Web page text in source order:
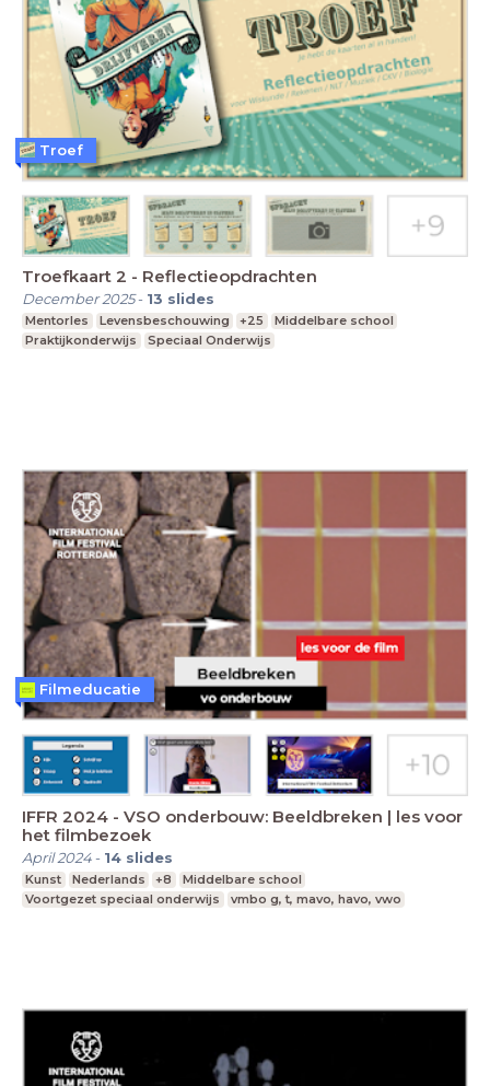
Troefkaart 2 - Reflectieopdrachten
December 2025- 13 slides
Mentorles Levensbeschouwing +25
Middelbare school
Praktijkonderwijs
Speciaal Onderwijs
Troef
IFFR 2024 - VSO onderbouw: Beeldbreken | les voor
het filmbezoek
April 2024- 14 slides
Kunst Nederlands +8
Middelbare school
Voortgezet speciaal onderwijs
vmbo g, t, mavo, havo, vwo
Filmeducatie